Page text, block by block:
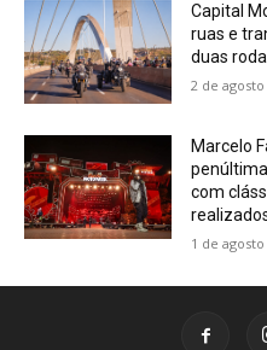
Capital
ruas e
duas
2 de
Marcelo
com
1 de